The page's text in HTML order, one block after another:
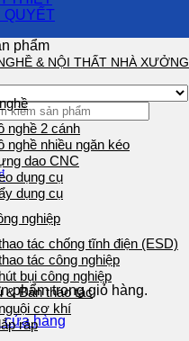
phẩm trong giỏ hàng.
cửa hàng
phẩm
& NỘI THẤT NHÀ XƯỞNG
nghề 2 cánh
nghề nhiều ngăn kéo
dao CNC
dụng cụ
dụng cụ
nghiệp
tác chống tĩnh điện (ESD)
tác công nghiệp
bụi công nghiệp
& Bàn thao tác
cơ khí
ráp